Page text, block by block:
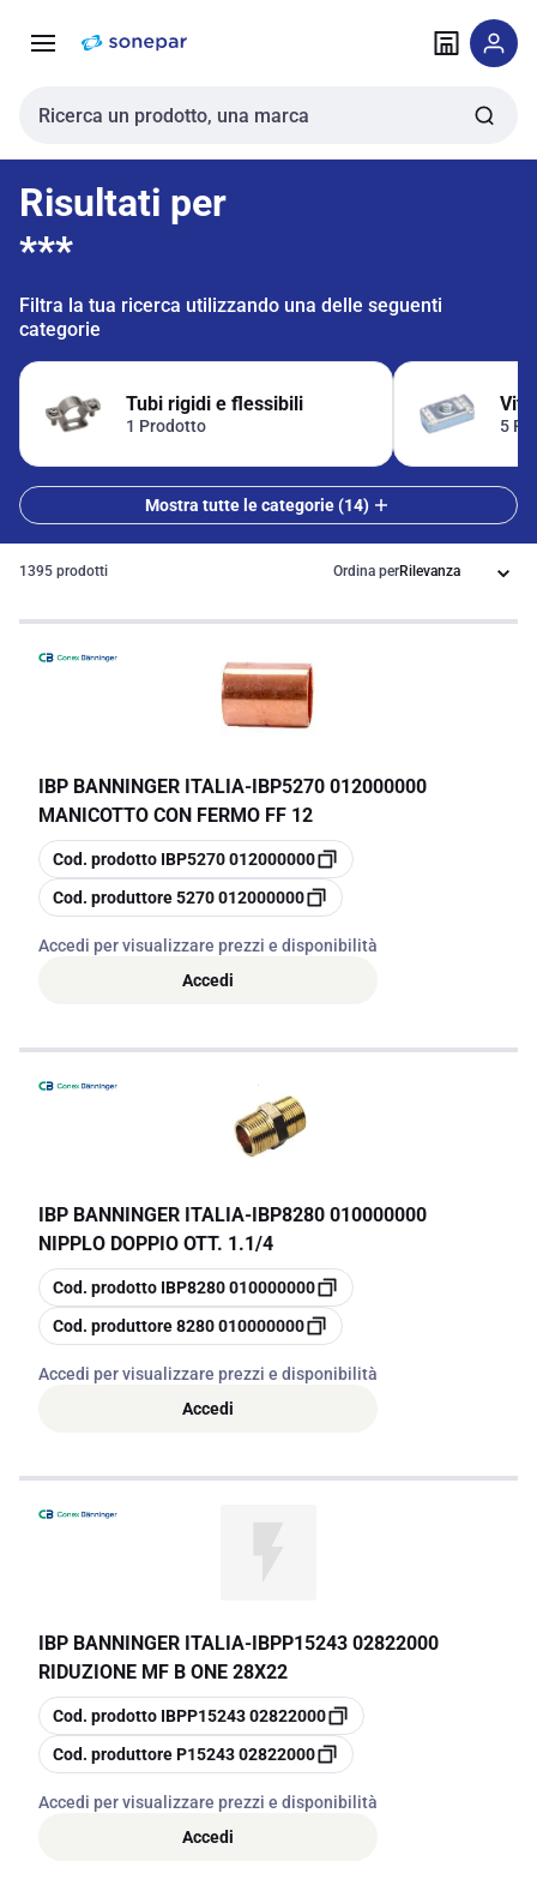
navigazione alla
Cerca input
Risultati per
***
Filtra la tua ricerca utilizzando una delle seguenti
categorie
Tubi rigidi e flessibili
1 Prodotto 5
Mostra tutte le categorie (14)
1395 prodotti Ordina per
IBP BANNINGER ITALIA-IBP5270 012000000
MANICOTTO CON FERMO FF 12
copia
Cod. prodotto IBP5270 012000000
copia
Cod. produttore5270 012000000
Accedi per visualizzare prezzi e disponibilità
Accedi
IBP BANNINGER ITALIA-IBP8280 010000000
NIPPLO DOPPIO OTT. 1.1/4
copia
Cod. prodotto IBP8280 010000000
copia
Cod. produttore8280 010000000
Accedi per visualizzare prezzi e disponibilità
Accedi
IBP BANNINGER ITALIA-IBPP15243 02822000
RIDUZIONE MF B ONE 28X22
copia
Cod. prodotto IBPP15243 02822000
copia
Cod. produttoreP15243 02822000
Accedi per visualizzare prezzi e disponibilità
Accedi